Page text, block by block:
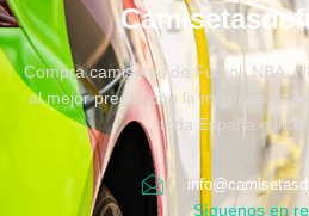
Compra camisetas de Fútbol, NBA,
al mejor precio, con la mejor
toda España e
Síguenos en